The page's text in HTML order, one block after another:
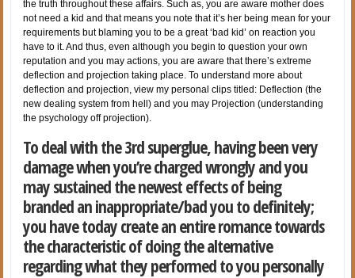
the truth throughout these affairs. Such as, you are aware mother does
not need a kid and that means you note that it’s her being mean for your
requirements but blaming you to be a great ‘bad kid’ on reaction you
have to it. And thus, even although you begin to question your own
reputation and you may actions, you are aware that there’s extreme
deflection and projection taking place. To understand more about
deflection and projection, view my personal clips titled: Deflection (the
new dealing system from hell) and you may Projection (understanding
the psychology off projection).
To deal with the 3rd superglue, having been very
damage when you’re charged wrongly and you
may sustained the newest effects of being
branded an inappropriate/bad you to definitely;
you have today create an entire romance towards
the characteristic of doing the alternative
regarding what they performed to you personally